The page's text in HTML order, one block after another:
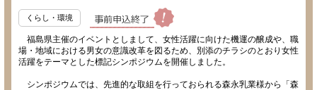
くらし・環境
福島県主催のイベントとしまして、女性活躍に向けた機運の醸成や、職
場・地域における男女の意識改革を図るため、別添のチラシのとおり女性
活躍をテーマとした標記シンポジウムを開催しました。
シンポジウムでは、先進的な取組を行っておられる森永乳業様から「森